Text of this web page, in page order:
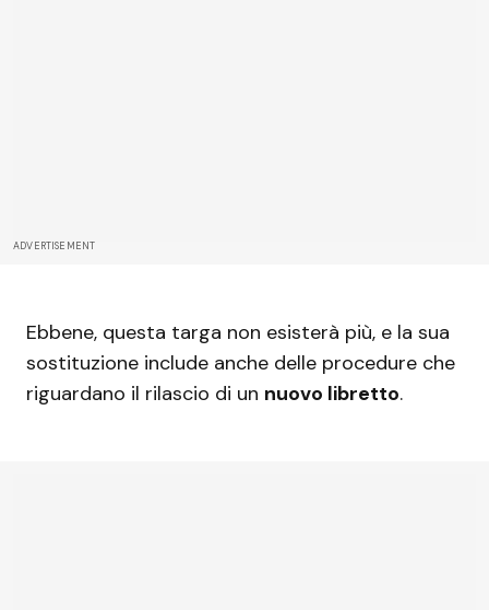
ADVERTISEMENT
Ebbene, questa targa non esisterà più, e la sua
sostituzione include anche delle procedure che
riguardano il rilascio di un nuovo libretto.